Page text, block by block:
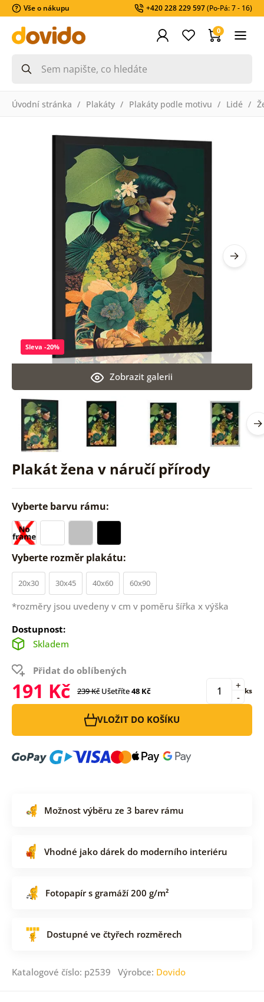
Vše o nákupu +420 228 229 597(Po-Pá: 7 - 16)
0
Úvodní stránka Plakáty Plakáty podle motivu Lidé
Plakát žena v náručí přírody
Zobrazit galerii
Sleva -20%
Vyberte barvu rámu:
Vyberte rozměr plakátu:
20x30 30x45 40x60 60x90
*rozměry jsou uvedeny v cm v poměru šířka x výška
Dostupnost:
Skladem
Přidat do oblíbených
191 Kč 239 Kč Ušetříte48 Kč -
+ ks
VLOŽIT DO KOŠÍKU
Možnost výběru ze 3 barev rámu
Vhodné jako dárek do moderního interiéru
Fotopapír s gramáží 200 g/m²
Dostupné ve čtyřech rozměrech
Katalogové číslo: p2539 Výrobce: Dovido